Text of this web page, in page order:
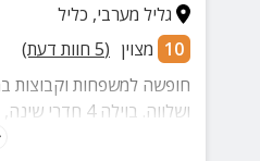
גליל מערבי, כליל
10 מצוין (
5 חוות דעת)
חופשה למשפחות וקבוצות
ושלווה. בוילה
טוב, חצר ירוקה ומטופחת